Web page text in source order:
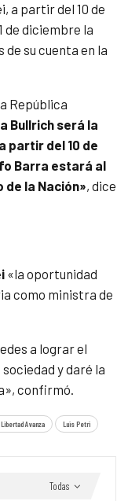
a partir del 10 de
de diciembre la
su cuenta en la
República
Bullrich será la
partir del 10 de
Barra estará al
la Nación», dice
«la oportunidad
como ministra de
a lograr el
y daré la
confirmó.
Avanza Luis Petri
Todas